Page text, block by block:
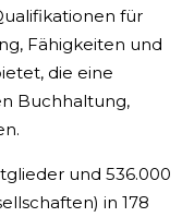
für
Fähigkeiten und
die eine
Buchhaltung,
und 536.000
in 178